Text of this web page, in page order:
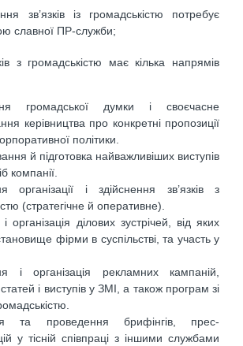
зв’язків із громадськістю потребує
славної ПР-служби;
з громадськістю має кілька напрямів
громадської думки і своєчасне
керівництва про конкретні пропозиції
політики.
й підготовка найважливіших виступів
компанії.
організації і здійснення зв’язків з
(стратегічне й оперативне).
і організація ділових зустрічей, від яких
фірми в суспільстві, та участь у
і організація рекламних кампаній,
статей і виступів у ЗМІ, а також програм зі
та проведення брифінгів, прес-
у тісній співпраці з іншими службами